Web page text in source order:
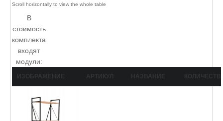
В
стоимость
комплекта
входят
модули:
ИЗОБРАЖЕНИЕ АРТИКУЛ НАЗВАНИЕ